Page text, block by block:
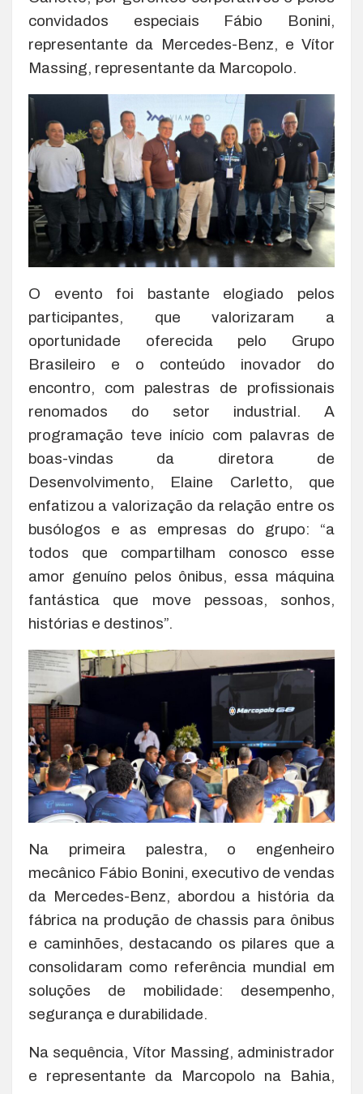
convidados especiais Fábio Bonini,
representante da Mercedes-Benz, e Vítor
Massing, representante da Marcopolo.
O evento foi bastante elogiado pelos
participantes, que valorizaram a
oportunidade oferecida pelo Grupo
Brasileiro e o conteúdo inovador do
encontro, com palestras de profissionais
renomados do setor industrial. A
programação teve início com palavras de
boas-vindas da diretora de
Desenvolvimento, Elaine Carletto, que
enfatizou a valorização da relação entre os
busólogos e as empresas do grupo: “a
todos que compartilham conosco esse
amor genuíno pelos ônibus, essa máquina
fantástica que move pessoas, sonhos,
histórias e destinos”.
Na primeira palestra, o engenheiro
mecânico Fábio Bonini, executivo de vendas
da Mercedes-Benz, abordou a história da
fábrica na produção de chassis para ônibus
e caminhões, destacando os pilares que a
consolidaram como referência mundial em
soluções de mobilidade: desempenho,
segurança e durabilidade.
Na sequência, Vítor Massing, administrador
e representante da Marcopolo na Bahia,